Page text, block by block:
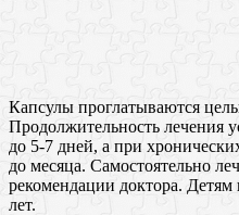
Капсулы проглатываются
Продолжительность лечения
до 5-7 дней, а при
до месяца. Самостоятельно
рекомендации доктора. Детям
лет.